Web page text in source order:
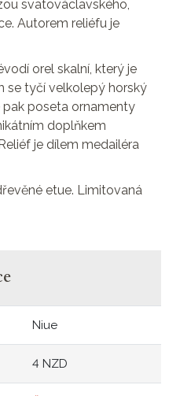
svatováclavského,
Autorem reliéfu je
orel skalní, který je
se tyčí velkolepý horský
pak poseta ornamenty
doplňkem
je dílem medailéra
etue. Limitovaná
Niue
4 NZD